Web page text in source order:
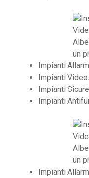
Impianti
Impianti
Impianti
Impianti
Impianti